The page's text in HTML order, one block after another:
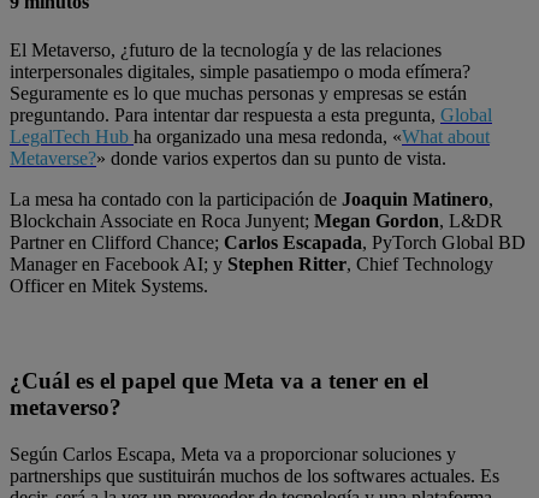
El Metaverso, ¿futuro de la tecnología y de las relaciones
interpersonales digitales, simple pasatiempo o moda efímera?
Seguramente es lo que muchas personas y empresas se están
preguntando. Para intentar dar respuesta a esta pregunta, Global
LegalTech Hub ha organizado una mesa redonda, «What about
Metaverse?» donde varios expertos dan su punto de vista.
La mesa ha contado con la participación de Joaquin Matinero,
Blockchain Associate en Roca Junyent; Megan Gordon, L&DR
Partner en Clifford Chance; Carlos Escapada, PyTorch Global BD
Manager en Facebook AI; y Stephen Ritter, Chief Technology
Officer en Mitek Systems.
¿Cuál es el papel que Meta va a tener en el
metaverso?
Según Carlos Escapa, Meta va a proporcionar soluciones y
partnerships que sustituirán muchos de los softwares actuales. Es